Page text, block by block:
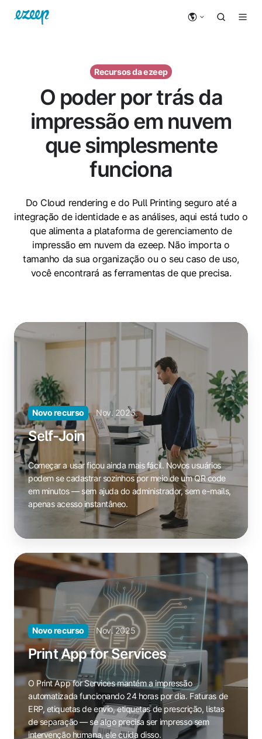
Recursos da ezeep
O poder por trás da
impressão em nuvem
que simplesmente
funciona
Do Cloud rendering e do Pull Printing seguro até a
integração de identidade e as análises, aqui está tudo o
que alimenta a plataforma de gerenciamento de
impressão em nuvem da ezeep. Não importa o
tamanho da sua organização ou o seu caso de uso,
você encontrará as ferramentas de que precisa.
Self-
Join
ficou
ainda
mais
fácil.
Novos
usuários
podem
cadastrar
sozinhos
por
meio
de
code
minutos
—
ajuda
administrador,
sem
e-
Novo recurso Nov. 2025
Self-Join
Começar a usar ficou ainda mais fácil. Novos usuários
podem se cadastrar sozinhos por meio de um QR code
em minutos — sem ajuda do administrador, sem e-mails,
apenas acesso instantâneo.
Print
for
O
Print
App
Services
mantém
impressão
automatizada
Novo recurso Nov. 2025
Print App for Services
O Print App for Services mantém a impressão
automatizada funcionando 24 horas por dia. Faturas de
ERP, etiquetas de envio, etiquetas de prescrição, listas
de separação — se algo precisa ser impresso sem
intervenção humana, ele cuida disso.